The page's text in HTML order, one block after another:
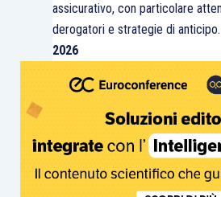
assicurativo, con particolare
derogatori e strategie di anticipo.
2026